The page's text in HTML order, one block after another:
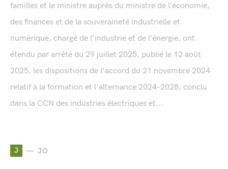
familles et le ministre auprès du ministre de l’économie,
des finances et de la souveraineté industrielle et
numérique, chargé de l’industrie et de l’énergie, ont
étendu par arrêté du 29 juillet 2025, publié le 12 août
2025, les dispositions de l'accord du 21 novembre 2024
relatif à la formation et l'alternance 2024-2028, conclu
dans la CCN des industries électriques et...
J JO